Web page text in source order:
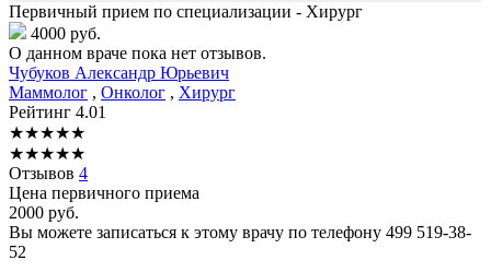
Первичный прием по специализации - Хирург
4000 руб.
О данном враче пока нет отзывов.
Чубуков Александр Юрьевич
Маммолог , Онколог , Хирург
Рейтинг 4.01
★★★★★
★★★★★
Отзывов 4
Цена первичного приема
2000 руб.
Вы можете записаться к этому врачу по телефону 499 519-38-
52